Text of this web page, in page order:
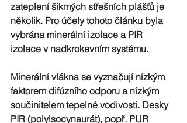
zateplení šikmých střešních plášťů je
několik. Pro účely tohoto článku byla
vybrána minerální izolace a PIR
izolace v nadkrokevním systému.
Minerální vlákna se vyznačují nízkým
faktorem difúzního odporu a nízkým
součinitelem tepelné vodivosti. Desky
PIR (polyisocynaurát), popř. PUR